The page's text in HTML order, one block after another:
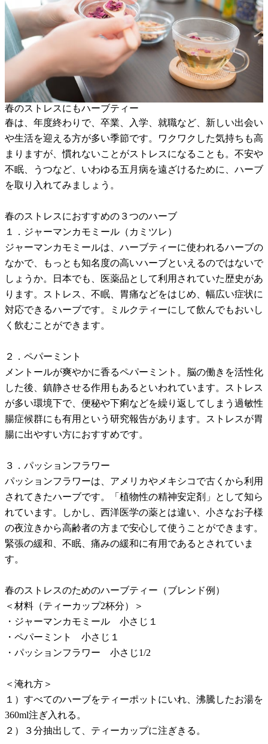
春のストレスにもハーブティー
春は、年度終わりで、卒業、入学、就職など、新しい出会い
や生活を迎える方が多い季節です。ワクワクした気持ちも高
まりますが、慣れないことがストレスになることも。不安や
不眠、うつなど、いわゆる五月病を遠ざけるために、ハーブ
を取り入れてみましょう。
春のストレスにおすすめの３つのハーブ
１．ジャーマンカモミール（カミツレ）
ジャーマンカモミールは、ハーブティーに使われるハーブの
なかで、もっとも知名度の高いハーブといえるのではないで
しょうか。日本でも、医薬品として利用されていた歴史があ
ります。ストレス、不眠、胃痛などをはじめ、幅広い症状に
対応できるハーブです。ミルクティーにして飲んでもおいし
く飲むことができます。
２．ペパーミント
メントールが爽やかに香るペパーミント。脳の働きを活性化
した後、鎮静させる作用もあるといわれています。ストレス
が多い環境下で、便秘や下痢などを繰り返してしまう過敏性
腸症候群にも有用という研究報告があります。ストレスが胃
腸に出やすい方におすすめです。
３．パッションフラワー
パッションフラワーは、アメリカやメキシコで古くから利用
されてきたハーブです。「植物性の精神安定剤」として知ら
れています。しかし、西洋医学の薬とは違い、小さなお子様
の夜泣きから高齢者の方まで安心して使うことができます。
緊張の緩和、不眠、痛みの緩和に有用であるとされていま
す。
春のストレスのためのハーブティー（ブレンド例）
＜材料（ティーカップ2杯分）＞
・ジャーマンカモミール 小さじ１
・ペパーミント 小さじ１
・パッションフラワー 小さじ1/2
＜淹れ方＞
１）すべてのハーブをティーポットにいれ、沸騰したお湯を
360ml注ぎ入れる。
２）３分抽出して、ティーカップに注ぎきる。